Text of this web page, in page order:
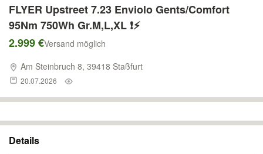
FLYER Upstreet 7.23 Enviolo Gents/Comfort
95Nm 750Wh Gr.M,L,XL ❗⚡
2.999 €Versand möglich
Am Steinbruch 8, 39418 Staßfurt
20.07.2026
Details